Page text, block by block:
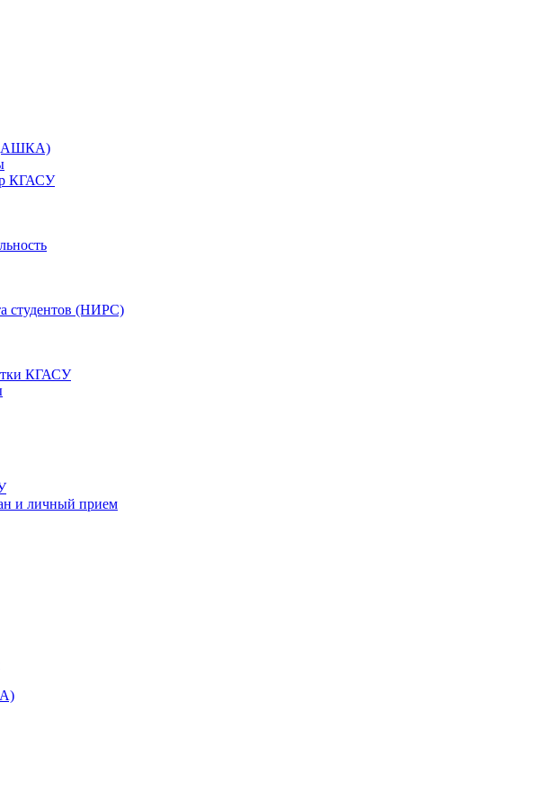
КГАСУ
студентов (НИРС)
КГАСУ
и личный прием